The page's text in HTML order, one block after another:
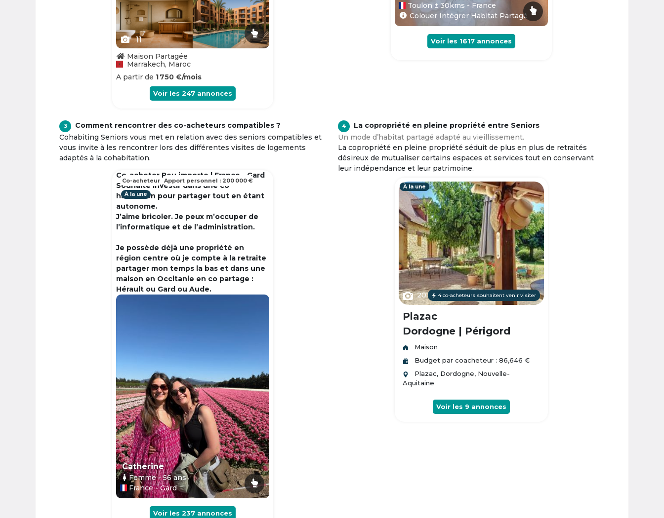
11
Maison Partagée
Marrakech, Maroc
A partir de 1 750 €/mois
Voir les 247 annonces
Toulon ± 30kms - France
Colouer Intégrer Habitat Partagé
Voir les 1617 annonces
3
Comment rencontrer des co-acheteurs compatibles ?
Cohabiting Seniors vous met en relation avec des seniors compatibles et
vous invite à les rencontrer lors des différentes visites de logements
adaptés à la cohabitation.
Co-acheter Peu importe | France - Gard
Souhaite investir dans une co
habitation pour partager tout en étant
autonome.
J’aime bricoler. Je peux m’occuper de
l’informatique et de l’administration.
Je possède déjà une propriété en
région centre où je compte à la retraite
partager mon temps la bas et dans une
maison en Occitanie en co partage :
Hérault ou Gard ou Aude.
À la une
Catherine
Femme- 56ans
France - Gard
Co-acheteur Apport personnel : 200 000 €
Voir les 237 annonces
4
La copropriété en pleine propriété entre Seniors
Un mode d’habitat partagé adapté au vieillissement.
La copropriété en pleine propriété séduit de plus en plus de retraités
désireux de mutualiser certains espaces et services tout en conservant
leur indépendance et leur patrimoine.
À la une
20 4 co-acheteurs souhaitent venir visiter
Plazac
Dordogne | Périgord
Maison
Budget par coacheteur : 86,646 €
Plazac, Dordogne, Nouvelle-
Aquitaine
Voir les 9 annonces